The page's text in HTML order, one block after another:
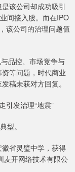
该公司却成功吸引
间接入股。而在IPO
该公司的治理问题值
品控、市场竞争与
等问题，时代商业
稿未获对方回复。
引发治理“地震”
型。
省灵璧中学，获得
麦开网络技术有限公